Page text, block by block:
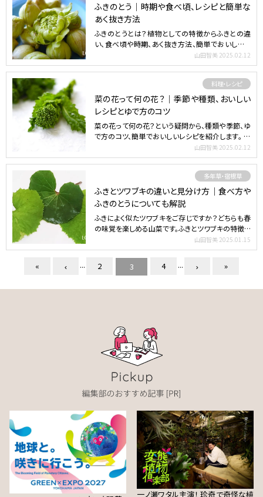
ふきのとう｜時期や食べ頃、レシピと簡単な
あく抜き方法
ふきのとうとは？植物としての特徴からふきとの違
い、食べ頃や時期、あく抜き方法、簡単でおいしいレ
山田智美 2025.02.12
料理・レシピ
菜の花って何の花？｜季節や種類、おいしい
レシピとゆで方のコツ
菜の花って何の花？という疑問から、種類や季節、ゆ
で方のコツ、簡単でおいしいレシピを紹介します。 目
山田智美 2025.02.12
多年草・宿根草
ふきとツワブキの違いと見分け方｜食べ方や
ふきのとうについても解説
ふきによく似たツワブキをご存じですか？どちらも春
の味覚を楽しめる山菜です。ふきとツワブキの特徴や
山田智美 2025.01.15
« ... 2 3 4 ... »
一ノ瀬ワタル主演！ 珍奇で奇怪な植